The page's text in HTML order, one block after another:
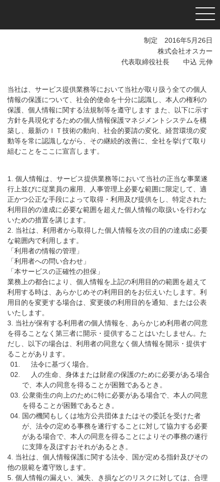
制定 2016年5月26日
株式会社オスカー
代表取締役社長 中込 元伸
当社は、サービス提供業務等において当社が取り扱う全ての個人
情報の保護について、社会的使命を十分に認識し、本人の権利の
保護、個人情報に関する法規制等を遵守します また、以下に示す
方針を具現化するための個人情報保護マネジメントシステムを構
築し、最新のＩＴ技術の動向、社会的要請の変化、経営環境の変
動等を常に認識しながら、その継続的改善に、全社を挙げて取り
組むことをここに宣言します。
1. 個人情報は、サービス提供業務等において当社の正当な事業遂
行上並びに従業員の雇用、人事管理上必要な範囲に限定して、適
正かつ公正な手段によって取得・利用及び提供をし、特定された
利用目的の達成に必要な範囲を超えた個人情報の取扱いを行わな
いための措置を講じます。
2. 当社は、利用者から取得した個人情報を次の目的の達成に必要
な範囲内で利用します。
「利用者の情報の管理」
「利用者への問い合わせ」
「本サービスの正確性の担保」
業務上の都合により、個人情報を上記の利用目的の範囲を超えて
利用する時は、あらかじめその利用目的をお伝えいたします。利
用目的を変更する場合は、変更後の利用目的を通知、または公表
いたします。
3. 当社が保有する利用者の個人情報を、あらかじめ利用者の同意
を得ることなく第三者に開示・提供することはいたしません。た
だし、以下の場合は、利用者の同意なく個人情報を開示・提供す
ることがあります。
法令に基づく場合。
人の生命、身体または財産の保護のために必要がある場合
で、本人の同意を得ることが困難であるとき。
公衆衛生の向上のために特に必要がある場合で、本人の同意
を得ることが困難であるとき。
国の機関もしくは地方公共団体またはその委託を受けた者
が、法令の定める事務を遂行することに対して協力する必要
がある場合で、本人の同意を得ることによりその事務の遂行
に支障を及ぼすおそれがあるとき。
4. 当社は、個人情報保護に関する法令、国が定める指針及びその
他の規範を遵守致します。
5. 個人情報の漏えい、滅失、き損などのリスクに対しては、合理